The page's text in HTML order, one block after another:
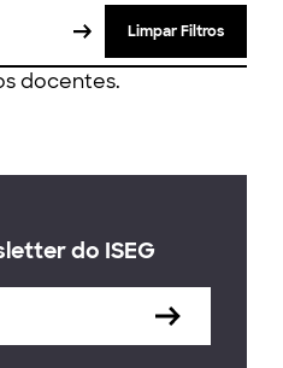
Limpar Filtros
docentes.
do ISEG